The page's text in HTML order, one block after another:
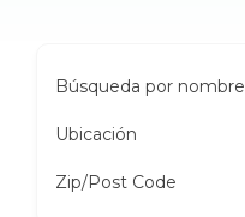
Búsqueda por nombre
Ubicación
Zip/Post Code